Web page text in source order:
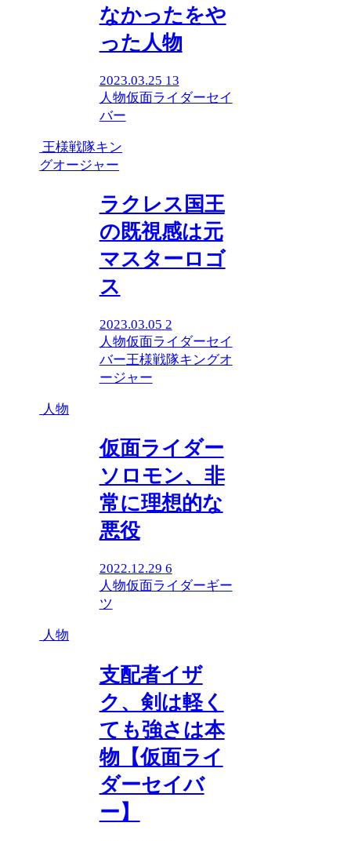
なかったをや
った人物
2023.03.25 13
人物仮面ライダーセイ
バー
王様戦隊キン
グオージャー
ラクレス国王
の既視感は元
マスターロゴ
ス
2023.03.05 2
人物仮面ライダーセイ
バー王様戦隊キングオ
ージャー
人物
仮面ライダー
ソロモン、非
常に理想的な
悪役
2022.12.29 6
人物仮面ライダーギー
ツ
人物
支配者イザ
ク、剣は軽く
ても強さは本
物【仮面ライ
ダーセイバ
ー】